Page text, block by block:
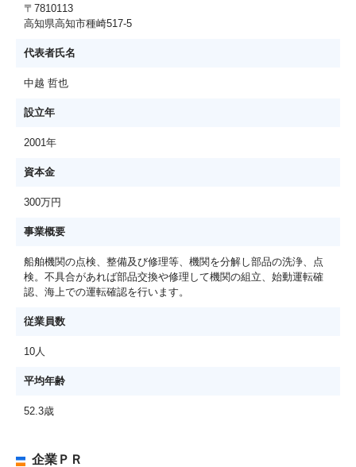
〒7810113
高知県高知市種崎517-5
代表者氏名
中越 哲也
設立年
2001年
資本金
300万円
事業概要
船舶機関の点検、整備及び修理等、機関を分解し部品の洗浄、点
検。不具合があれば部品交換や修理して機関の組立、始動運転確
認、海上での運転確認を行います。
従業員数
10人
平均年齢
52.3歳
企業ＰＲ